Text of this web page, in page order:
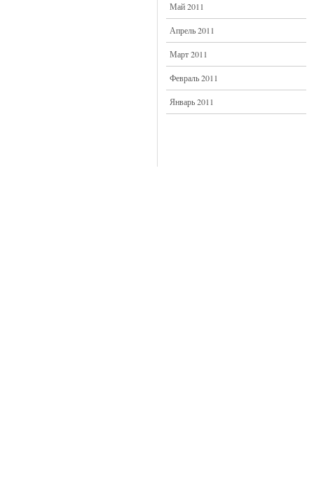
Май 2011
Апрель 2011
Март 2011
Февраль 2011
Январь 2011